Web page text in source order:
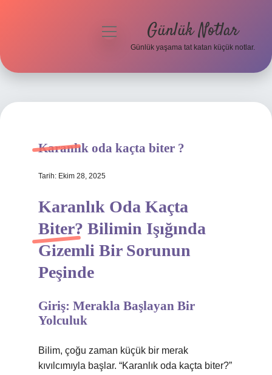
Hakkımızda
menüyü
Günlük Notlar
Günlük yaşama tat katan küçük notlar.
Karanlık oda kaçta biter ?
Tarih: Ekim 28, 2025
Karanlık Oda Kaçta
Biter? Bilimin Işığında
Gizemli Bir Sorunun
Peşinde
Giriş: Merakla Başlayan Bir
Yolculuk
Bilim, çoğu zaman küçük bir merak
kıvılcımıyla başlar. “Karanlık oda kaçta biter?”